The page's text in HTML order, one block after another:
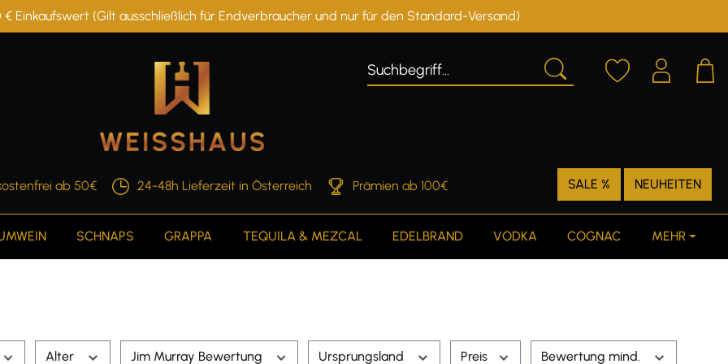
Einkaufswert (Gilt ausschließlich für Endverbraucher und nur für den Standard-Versand)
ab 50€ 24-48h Lieferzeit in Österreich Prämien ab 100€ SALE % NEUHEITEN
SCHNAPS GRAPPA TEQUILA & MEZCAL EDELBRAND VODKA COGNAC MEHR
Alter Jim Murray Bewertung Ursprungsland Preis Bewertung mind.